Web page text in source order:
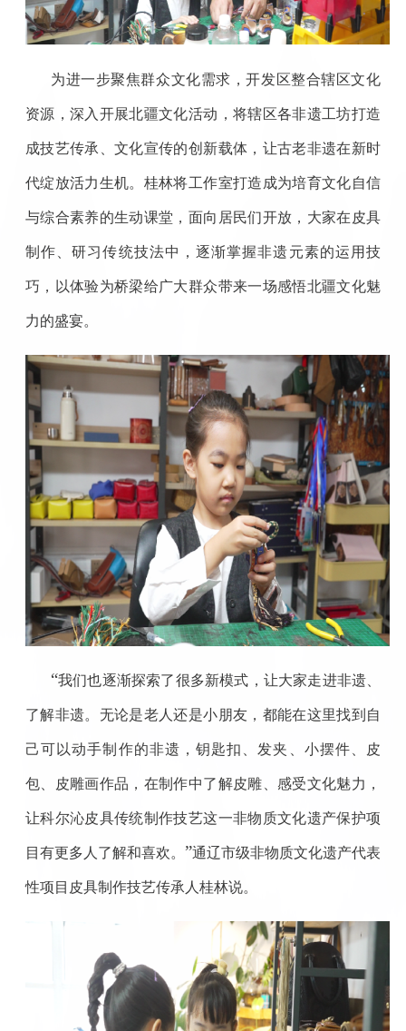
为进一步聚焦群众文化需求，开发区整合辖区文化
资源，深入开展北疆文化活动，将辖区各非遗工坊打造
成技艺传承、文化宣传的创新载体，让古老非遗在新时
代绽放活力生机。桂林将工作室打造成为培育文化自信
与综合素养的生动课堂，面向居民们开放，大家在皮具
制作、研习传统技法中，逐渐掌握非遗元素的运用技
巧，以体验为桥梁给广大群众带来一场感悟北疆文化魅
力的盛宴。
“我们也逐渐探索了很多新模式，让大家走进非遗、
了解非遗。无论是老人还是小朋友，都能在这里找到自
己可以动手制作的非遗，钥匙扣、发夹、小摆件、皮
包、皮雕画作品，在制作中了解皮雕、感受文化魅力，
让科尔沁皮具传统制作技艺这一非物质文化遗产保护项
目有更多人了解和喜欢。 ”通辽市级非物质文化遗产代表
性项目皮具制作技艺传承人桂林说。